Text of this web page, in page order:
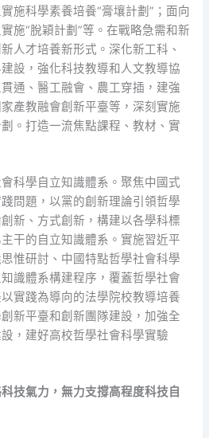
施科學素養培養“膏壤計劃”；面向
施“脫穎計劃”等。在戰略急需和新
人才培養新形式。深化新工科、
設，強化科技教導和人文教導協
通、醫工融會、農工穿插，建強
產教融會創新平臺等，深刻實施
。打造一流焦點課程、教材、實
會科學自立知識體系。聚焦中國式
問題，以黨的創新理論引領哲學
新、方式創新，構建以各學科標
干的自立知識體系。實施習近平
惟研討、中國特點哲學社會科學
識體系構建程序，覆蓋哲學社會
實踐為導向的法學院校教導培養
新平臺和創新團隊建設，加強全
，建好高校哲學社會科學實驗
技氣力，無力支撐高程度科技自